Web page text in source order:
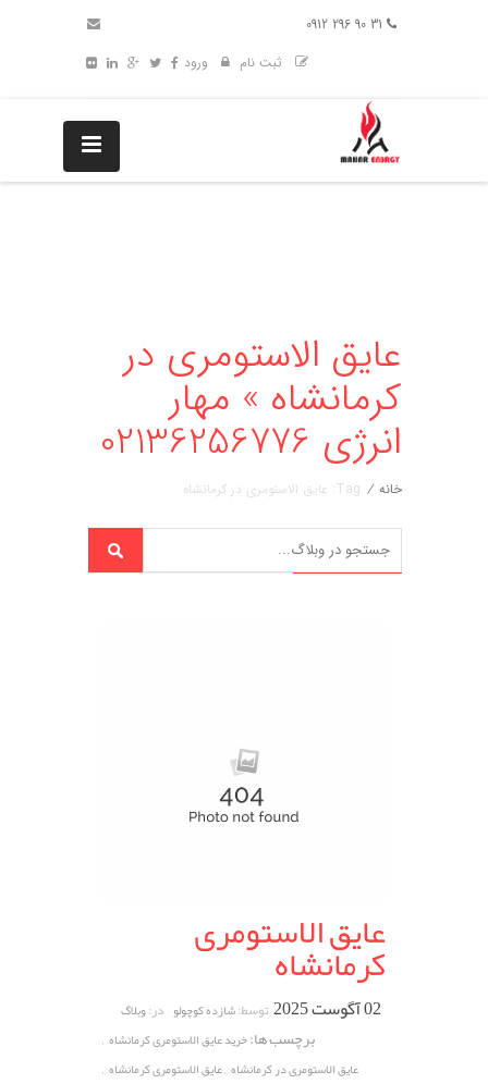
ثبت نام
ورود
عایق الاستومری در
کرمانشاه » مهار
انرژی 02136256776
خانه / Tag: عایق الاستومری در کرمانشاه
عایق الاستومری
کرمانشاه
02 آگوست 2025 توسط:شازده کوچولو در:وبلاگ
برچسب ها:خرید عایق الاستومری کرمانشاه ,
عایق الاستومری در کرمانشاه ,عایق الاستومری کرمانشاه ,